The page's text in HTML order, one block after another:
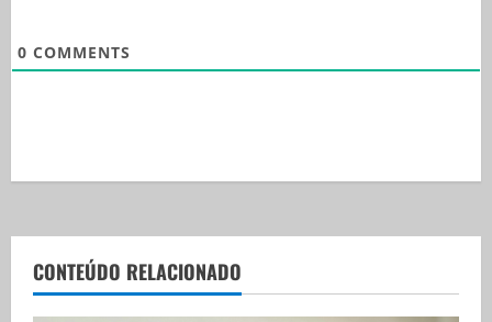
0 COMMENTS
CONTEÚDO RELACIONADO